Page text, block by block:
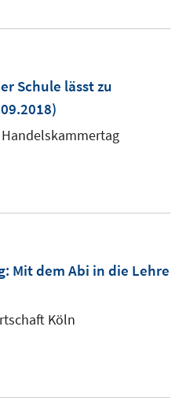
Schule lässt zu
Mit dem Abi in die Lehre
Köln